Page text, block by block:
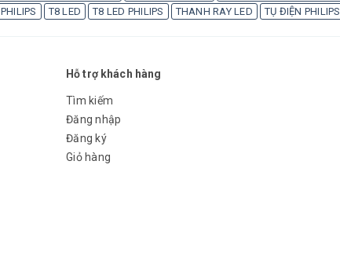
T8 LED T8 LED PHILIPS THANH RAY LED TỤ ĐIỆN PHILIPS
Hỗ trợ khách hàng
Tìm kiếm
Đăng nhập
Đăng ký
Giỏ hàng